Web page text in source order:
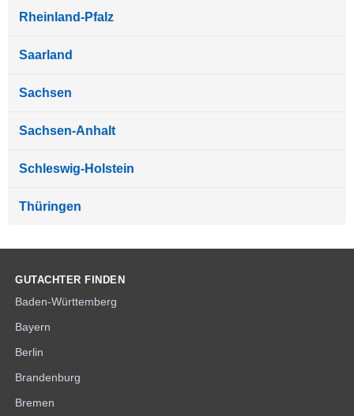
Rheinland-Pfalz
Saarland
Sachsen
Sachsen-Anhalt
Schleswig-Holstein
Thüringen
GUTACHTER FINDEN
Baden-Württemberg
Bayern
Berlin
Brandenburg
Bremen